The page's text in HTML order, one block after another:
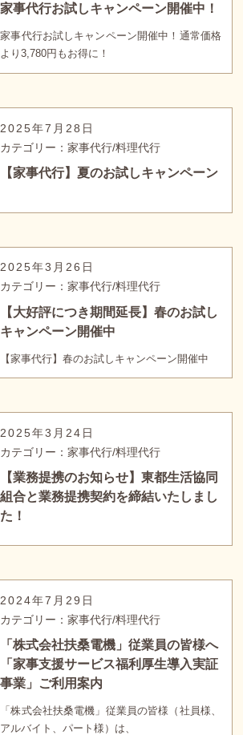
家事代行お試しキャンペーン開催中！
家事代行お試しキャンペーン開催中！通常価格
より3,780円もお得に！
2025年7月28日
カテゴリー：家事代行/料理代行
【家事代行】夏のお試しキャンペーン
2025年3月26日
カテゴリー：家事代行/料理代行
【大好評につき期間延長】春のお試し
キャンペーン開催中
【家事代行】春のお試しキャンペーン開催中
2025年3月24日
カテゴリー：家事代行/料理代行
【業務提携のお知らせ】東都生活協同
組合と業務提携契約を締結いたしまし
た！
2024年7月29日
カテゴリー：家事代行/料理代行
「株式会社扶桑電機」従業員の皆様へ
「家事支援サービス福利厚生導入実証
事業」ご利用案内
「株式会社扶桑電機」従業員の皆様（社員様、
アルバイト、パート様）は、